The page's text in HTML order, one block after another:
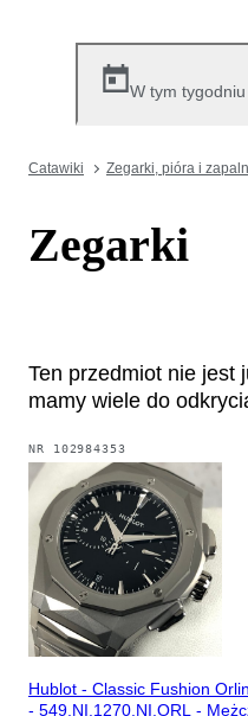
W tym tygodniu
Catawiki Zegarki, pióra i
Zegarki
Ten przedmiot nie jest
mamy wiele do
NR 102984353
Hublot - Classic Fushion
- 549.NI.1270.NI.ORL -